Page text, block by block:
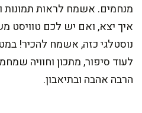
מנחמים. אשמח לראות
איך יצא, ואם יש לכם טוויסט
נוסטלגי כזה, אשמח להכיר!
לעוד סיפור, מתכון וחוויה
הרבה אהבה ובתיאבון.